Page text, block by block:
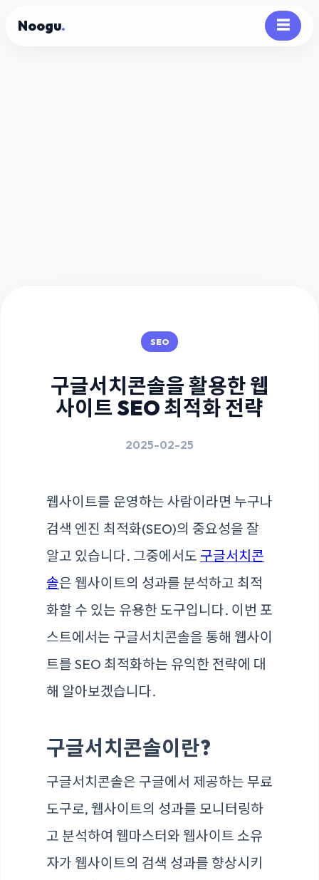
Noogu. ☰
SEO
구글서치콘솔을 활용한 웹
사이트 SEO 최적화 전략
2025-02-25
웹사이트를 운영하는 사람이라면 누구나
검색 엔진 최적화(SEO)의 중요성을 잘
알고 있습니다. 그중에서도 구글서치콘
솔은 웹사이트의 성과를 분석하고 최적
화할 수 있는 유용한 도구입니다. 이번 포
스트에서는 구글서치콘솔을 통해 웹사이
트를 SEO 최적화하는 유익한 전략에 대
해 알아보겠습니다.
구글서치콘솔이란?
구글서치콘솔은 구글에서 제공하는 무료
도구로, 웹사이트의 성과를 모니터링하
고 분석하여 웹마스터와 웹사이트 소유
자가 웹사이트의 검색 성과를 향상시키